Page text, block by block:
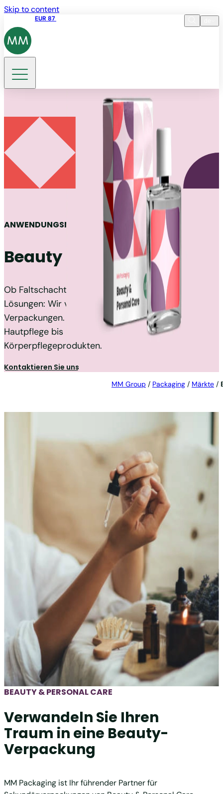
Skip to content
EUR 87
DE
ANWENDUNGSMÄRKTE
Beauty & Personal Care
Ob Faltschachteln, Labels oder individuelle
Lösungen: Wir verwandeln Ihre Beauty-Vision in
Verpackungen. Von Luxus-Make-up, Parfüm und
Hautpflege bis hin zu alltäglichen Schönheits- und
Körperpflegeprodukten.
Kontaktieren Sie uns
MM Group / Packaging / Märkte /
BEAUTY & PERSONAL CARE
Verwandeln Sie Ihren
Traum in eine Beauty-
Verpackung
MM Packaging ist Ihr führender Partner für